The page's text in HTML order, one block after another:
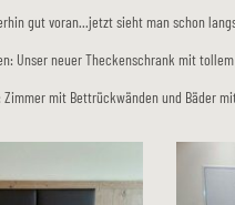
gut voran...jetzt sieht man schon
Unser neuer Theckenschrank mit
mit Bettrückwänden und Bäder